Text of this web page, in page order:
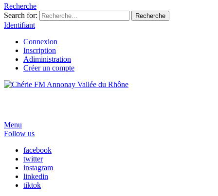
Recherche
Search for:
Recherche
Identifiant
Connexion
Inscription
Adiministration
Créer un compte
Menu
Follow us
facebook
twitter
instagram
linkedin
tiktok